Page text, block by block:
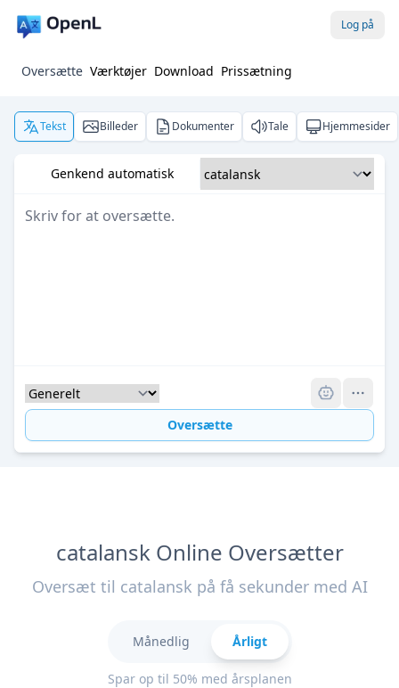
Log på
Oversætte Værktøjer Download Prissætning
Tekst Billeder Dokumenter Tale Hjemmesider
Genkend automatisk
Oversætte
catalansk Online Oversætter
Oversæt til catalansk på få sekunder med AI
Månedlig Årligt
Spar op til 50% med årsplanen